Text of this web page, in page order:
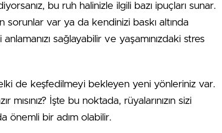
bu ruh halinizle ilgili bazı ipuçları sunar.
sorunlar var ya da kendinizi baskı altında
sağlayabilir ve yaşamınızdaki stres
de keşfedilmeyi bekleyen yeni yönleriniz var.
İşte bu noktada, rüyalarınızın sizi
önemli bir adım olabilir.